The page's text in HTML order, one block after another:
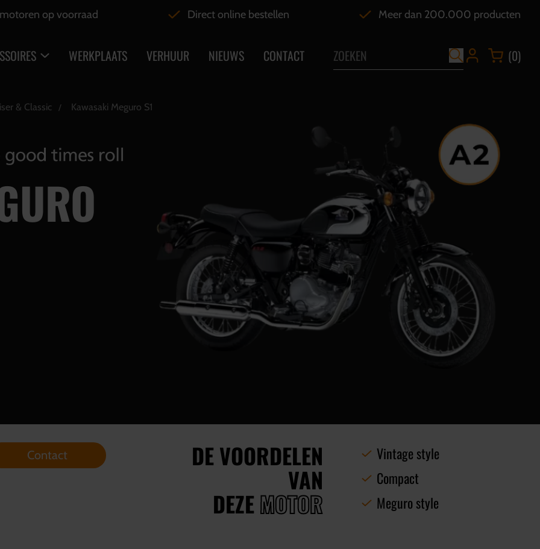
op voorraad Direct online bestellen Meer dan 200.000 producten
WERKPLAATS VERHUUR NIEUWS CONTACT (0)
& Classic Kawasaki Meguro S1
Contact DE VOORDELEN
VAN
DEZE MOTOR
Vintage style
Compact
Meguro style